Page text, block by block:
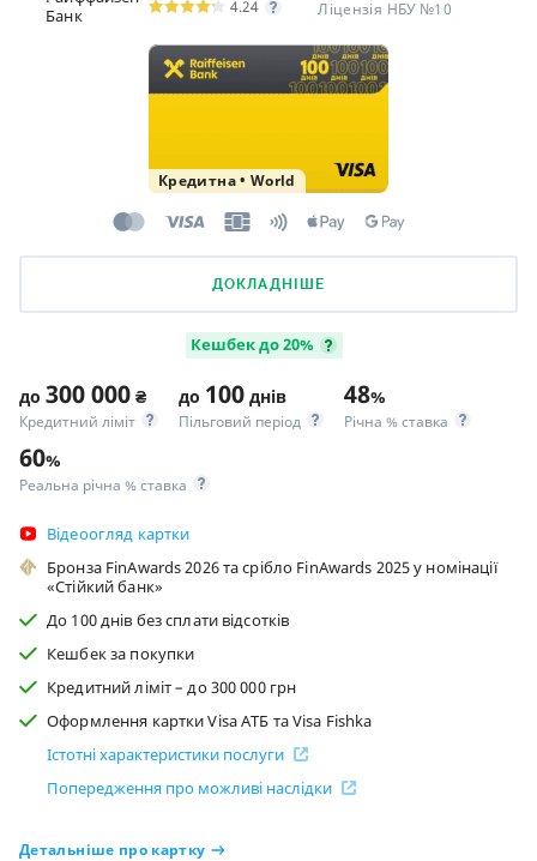
Банк
4.24 Ліцензія НБУ №10
Кредитна• World
ДОКЛАДНІШЕ
Кешбек до 20%
до 300 000 ₴
Кредитний ліміт
до 100 днів
Пільговий період
48%
Річна % ставка
60%
Реальна річна % ставка
Відеоогляд картки
Бронза FinAwards 2026 та срібло FinAwards 2025 у номінації
«Стійкий банк»
До 100 днів без сплати відсотків
Кешбек за покупки
Кредитний ліміт – до 300 000 грн
Оформлення картки Visa АТБ та Visa Fishka
Істотні характеристики послуги
Попередження про можливі наслідки
Детальніше про картку